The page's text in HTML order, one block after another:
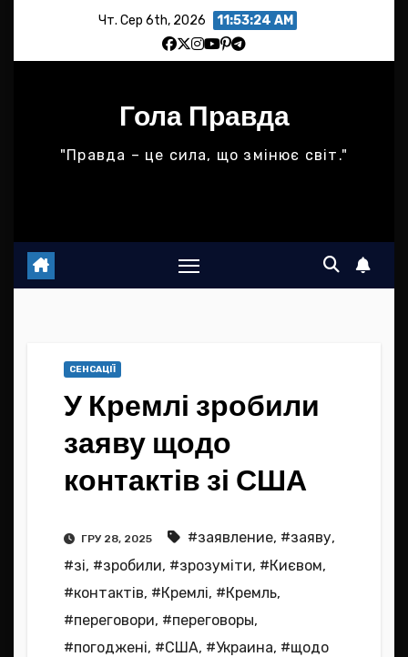
content
Чт. Сер 6th, 2026 11:53:24 AM
Гола Правда
"Правда – це сила, що змінює світ."
СЕНСАЦІЇ
У Кремлі зробили
заяву щодо
контактів зі США
ГРУ 28, 2025 #заявление, #заяву,
#зі, #зробили, #зрозуміти, #Києвом,
#контактів, #Кремлі, #Кремль,
#переговори, #переговоры,
#погоджені, #США, #Украина, #щодо